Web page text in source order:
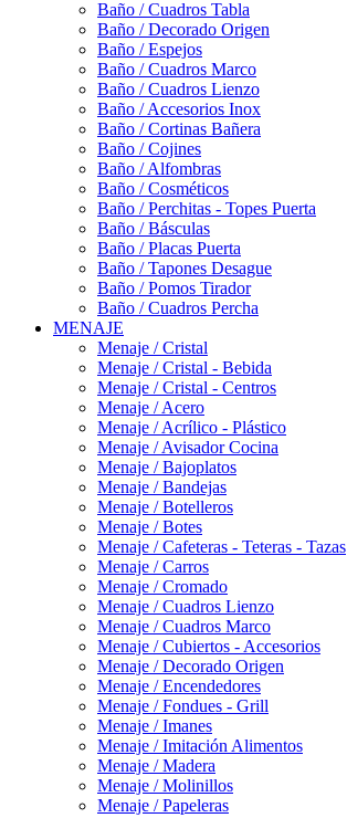
Baño / Cuadros Tabla
Baño / Decorado Origen
Baño / Espejos
Baño / Cuadros Marco
Baño / Cuadros Lienzo
Baño / Accesorios Inox
Baño / Cortinas Bañera
Baño / Cojines
Baño / Alfombras
Baño / Cosméticos
Baño / Perchitas - Topes Puerta
Baño / Básculas
Baño / Placas Puerta
Baño / Tapones Desague
Baño / Pomos Tirador
Baño / Cuadros Percha
MENAJE
Menaje / Cristal
Menaje / Cristal - Bebida
Menaje / Cristal - Centros
Menaje / Acero
Menaje / Acrílico - Plástico
Menaje / Avisador Cocina
Menaje / Bajoplatos
Menaje / Bandejas
Menaje / Botelleros
Menaje / Botes
Menaje / Cafeteras - Teteras - Tazas
Menaje / Carros
Menaje / Cromado
Menaje / Cuadros Lienzo
Menaje / Cuadros Marco
Menaje / Cubiertos - Accesorios
Menaje / Decorado Origen
Menaje / Encendedores
Menaje / Fondues - Grill
Menaje / Imanes
Menaje / Imitación Alimentos
Menaje / Madera
Menaje / Molinillos
Menaje / Papeleras